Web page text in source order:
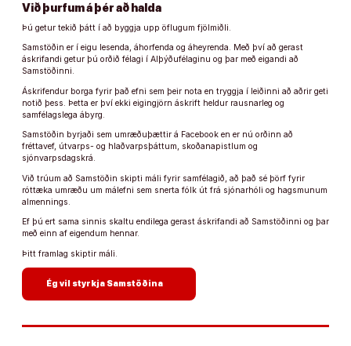
Við þurfum á þér að halda
Þú getur tekið þátt í að byggja upp öflugum fjölmiðli.
Samstöðin er í eigu lesenda, áhorfenda og áheyrenda. Með því að gerast
áskrifandi getur þú orðið félagi í Alþýðufélaginu og þar með eigandi að
Samstöðinni.
Áskrifendur borga fyrir það efni sem þeir nota en tryggja í leiðinni að aðrir geti
notið þess. Þetta er því ekki eigingjörn áskrift heldur rausnarleg og
samfélagslega ábyrg.
Samstöðin byrjaði sem umræðuþættir á Facebook en er nú orðinn að
fréttavef, útvarps- og hlaðvarpsþáttum, skoðanapistlum og
sjónvarpsdagskrá.
Við trúum að Samstöðin skipti máli fyrir samfélagið, að það sé þörf fyrir
róttæka umræðu um málefni sem snerta fólk út frá sjónarhóli og hagsmunum
almennings.
Ef þú ert sama sinnis skaltu endilega gerast áskrifandi að Samstöðinni og þar
með einn af eigendum hennar.
Þitt framlag skiptir máli.
Ég vil styrkja Samstöðina